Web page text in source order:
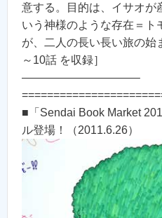
意する。目的は、イサオが
いう神様のような存在＝ト
が、二人の長い長い旅の始
～10話 を収録］
——————————–
■「Sendai Book Market
ル登場！（2011.6.26）